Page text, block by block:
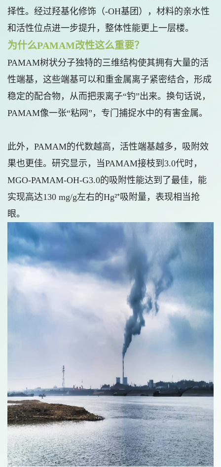
择性。经过羟基化修饰（-OH基团），材料的亲水性
和活性位点进一步提升，整体性能更上一层楼。
为什么PAMAM改性这么重要？
PAMAM树状分子独特的三维结构使其拥有大量的活
性端基，这些端基可以和重金属离子紧密结合，形成
稳定的配合物，从而把汞离子“钓”出来。换句话说，
PAMAM像一张“粘网”，专门捕捉水中的有害金属。
此外，PAMAM的代数越高，活性端基越多，吸附效
果也更佳。研究显示，当PAMAM接枝到3.0代时，
MGO-PAMAM-OH-G3.0的吸附性能达到了最佳，能
实现高达130 mg/g左右的Hg²⁺吸附量，表现相当抢
眼。